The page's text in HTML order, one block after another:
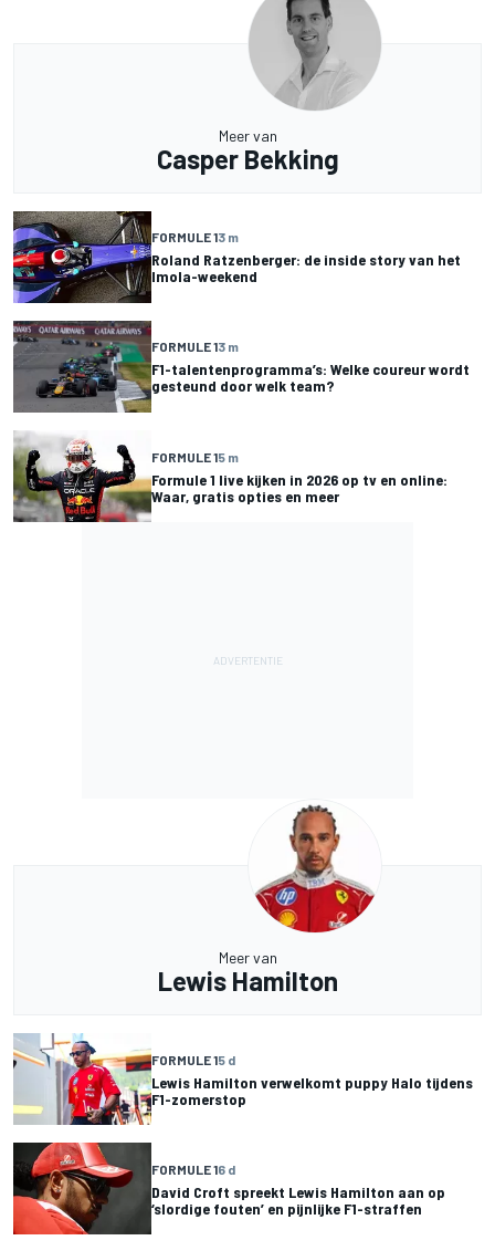
Meer van
Casper Bekking
FORMULE 13 m
Roland Ratzenberger: de inside story van het
Imola-weekend
FORMULE 13 m
F1-talentenprogramma’s: Welke coureur wordt
gesteund door welk team?
FORMULE 15 m
Formule 1 live kijken in 2026 op tv en online:
Waar, gratis opties en meer
Meer van
Lewis Hamilton
FORMULE 15 d
Lewis Hamilton verwelkomt puppy Halo tijdens
F1-zomerstop
FORMULE 16 d
David Croft spreekt Lewis Hamilton aan op
‘slordige fouten’ en pijnlijke F1-straffen